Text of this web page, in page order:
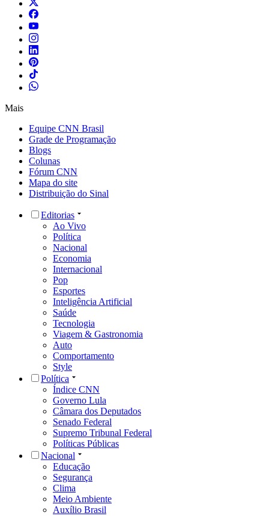
Mais
Equipe CNN Brasil
Grade de Programação
Blogs
Colunas
Fórum CNN
Mapa do site
Distribuição do Sinal
Editorias
Ao Vivo
Política
Nacional
Economia
Internacional
Pop
Esportes
Inteligência Artificial
Saúde
Tecnologia
Viagem & Gastronomia
Auto
Comportamento
Style
Política
Índice CNN
Governo Lula
Câmara dos Deputados
Senado Federal
Supremo Tribunal Federal
Políticas Públicas
Nacional
Educação
Segurança
Clima
Meio Ambiente
Auxílio Brasil